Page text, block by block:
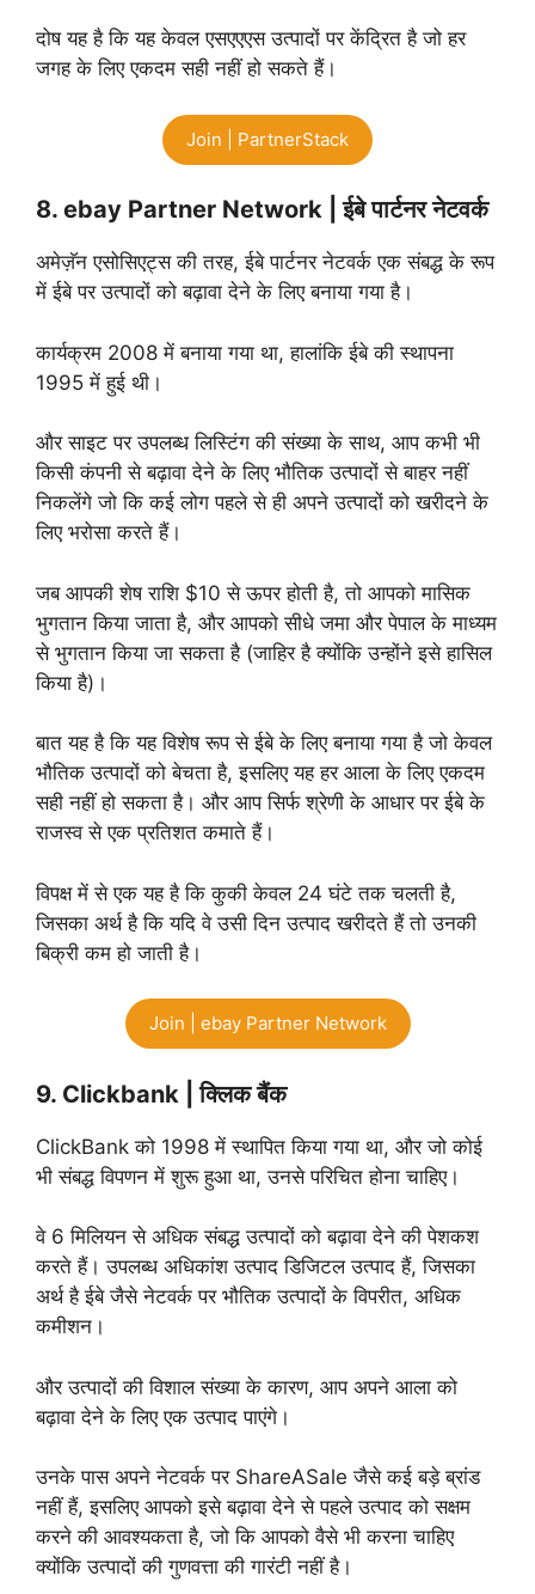
दोष यह है कि यह केवल एसएएएस उत्पादों पर केंद्रित है जो हर
जगह के लिए एकदम सही नहीं हो सकते हैं।
Join | PartnerStack
8. ebay Partner Network | ईबे पार्टनर नेटवर्क
अमेज़ॅन एसोसिएट्स की तरह, ईबे पार्टनर नेटवर्क एक संबद्ध के रूप
में ईबे पर उत्पादों को बढ़ावा देने के लिए बनाया गया है।
कार्यक्रम 2008 में बनाया गया था, हालांकि ईबे की स्थापना
1995 में हुई थी।
और साइट पर उपलब्ध लिस्टिंग की संख्या के साथ, आप कभी भी
किसी कंपनी से बढ़ावा देने के लिए भौतिक उत्पादों से बाहर नहीं
निकलेंगे जो कि कई लोग पहले से ही अपने उत्पादों को खरीदने के
लिए भरोसा करते हैं।
जब आपकी शेष राशि $10 से ऊपर होती है, तो आपको मासिक
भुगतान किया जाता है, और आपको सीधे जमा और पेपाल के माध्यम
से भुगतान किया जा सकता है (जाहिर है क्योंकि उन्होंने इसे हासिल
किया है)।
बात यह है कि यह विशेष रूप से ईबे के लिए बनाया गया है जो केवल
भौतिक उत्पादों को बेचता है, इसलिए यह हर आला के लिए एकदम
सही नहीं हो सकता है। और आप सिर्फ श्रेणी के आधार पर ईबे के
राजस्व से एक प्रतिशत कमाते हैं।
विपक्ष में से एक यह है कि कुकी केवल 24 घंटे तक चलती है,
जिसका अर्थ है कि यदि वे उसी दिन उत्पाद खरीदते हैं तो उनकी
बिक्री कम हो जाती है।
Join | ebay Partner Network
9. Clickbank | क्लिक बैंक
ClickBank को 1998 में स्थापित किया गया था, और जो कोई
भी संबद्ध विपणन में शुरू हुआ था, उनसे परिचित होना चाहिए।
वे 6 मिलियन से अधिक संबद्ध उत्पादों को बढ़ावा देने की पेशकश
करते हैं। उपलब्ध अधिकांश उत्पाद डिजिटल उत्पाद हैं, जिसका
अर्थ है ईबे जैसे नेटवर्क पर भौतिक उत्पादों के विपरीत, अधिक
कमीशन।
और उत्पादों की विशाल संख्या के कारण, आप अपने आला को
बढ़ावा देने के लिए एक उत्पाद पाएंगे।
उनके पास अपने नेटवर्क पर ShareASale जैसे कई बड़े ब्रांड
नहीं हैं, इसलिए आपको इसे बढ़ावा देने से पहले उत्पाद को सक्षम
करने की आवश्यकता है, जो कि आपको वैसे भी करना चाहिए
क्योंकि उत्पादों की गुणवत्ता की गारंटी नहीं है।